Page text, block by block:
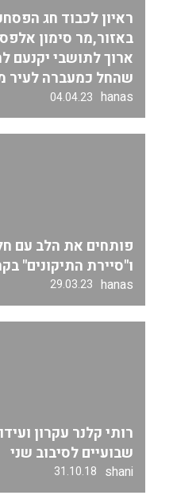
ראיון לכבוד חג
באזור,מר סימון
ארוך לתושבי יקנעם
שהחל כמעברה לעיר
hanas
04.04.23
פותחים את הלב עם
ו"סיירת התיקונים"
hanas
29.03.23
רותי קלנר עקרון
שבועיים לסיבוב שני
shani
31.10.18